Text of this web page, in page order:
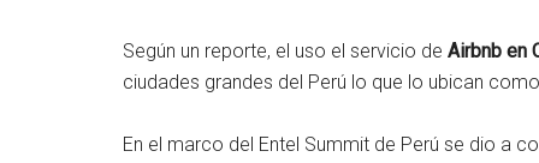
Según un reporte, el uso el servicio de Airbnb en
ciudades grandes del Perú lo que lo ubican
En el marco del Entel Summit de Perú se dio a